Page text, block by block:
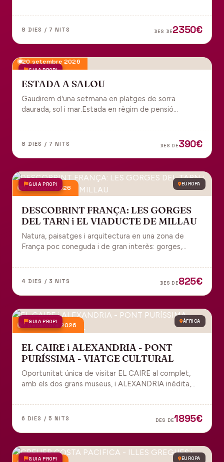
tot inclòs per gaudir plenament de Portugal.
8 DIES / 7 NITS DES DE2350€
GUIA PROPI
20 setembre 2026
ESTADA A SALOU
Gaudirem d'una setmana en platges de sorra
daurada, sol i mar.Estada en règim de pensió
8 DIES / 7 NITS DES DE390€
GUIA PROPI EUROPA
9 octubre 2026
DESCOBRINT FRANÇA: LES GORGES
DEL TARN i EL VIADUCTE DE MILLAU
Natura, paisatges i arquitectura en una zona de
França poc coneguda i de gran interès: gorges,
de Millau.
4 DIES / 3 NITS DES DE825€
GUIA PROPI ÀFRICA
4 desembre 2026
EL CAIRE i ALEXANDRIA - PONT
PURÍSSIMA - VIATGE CULTURAL
Oportunitat única de visitar EL CAIRE al complet,
amb els dos grans museus, i ALEXANDRIA inèdita,
6 DIES / 5 NITS DES DE1895€
GUIA PROPI EUROPA